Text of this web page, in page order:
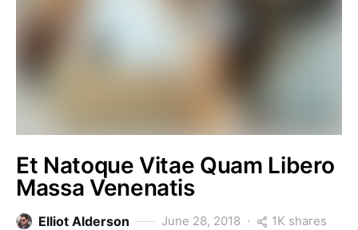
Et Natoque Vitae Quam Libero
Massa Venenatis
Elliot Alderson June 28, 2018 1K shares